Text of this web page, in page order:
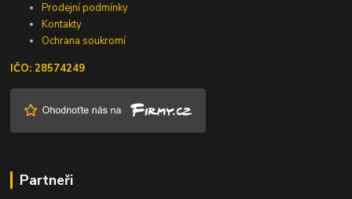
Prodejní podmínky
Kontakty
Ochrana soukromí
IČO: 28574249
Partneři